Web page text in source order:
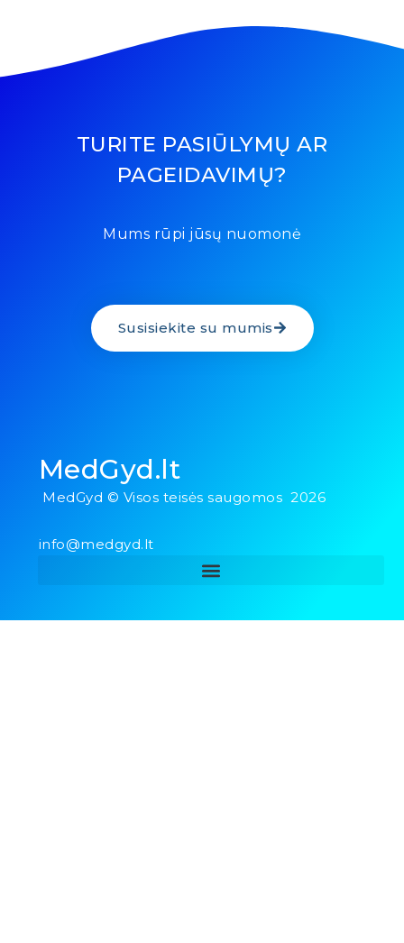
TURITE PASIŪLYMŲ AR
PAGEIDAVIMŲ?
Mums rūpi jūsų nuomonė
Susisiekite su mumis
MedGyd.lt
MedGyd © Visos teisės saugomos 2026
info@medgyd.lt